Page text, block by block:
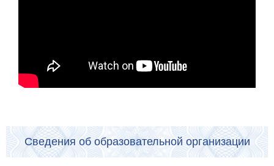
Сведения об образовательной организации